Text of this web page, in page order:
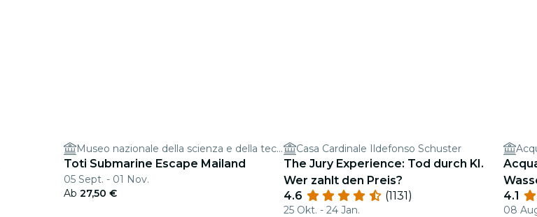
Museo nazionale della scienza e della tecnologia Leonardo da Vinci
Toti Submarine Escape Mailand
05 Sept. - 01 Nov.
Ab 27,50 €
Casa Cardinale Ildefonso Schuster
The Jury Experience: Tod durch KI.
Wer zahlt den Preis?
4.6
(1131)
25 Okt. - 24 Jan.
4.1
08